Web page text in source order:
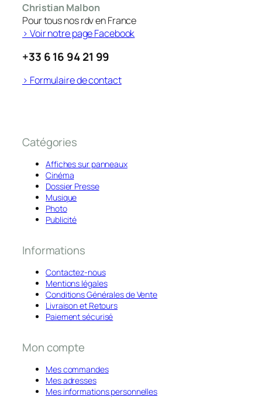
Christian Malbon
Pour tous nos rdv en France
> Voir notre page Facebook
+33 6 16 94 21 99
> Formulaire de contact
Catégories
Affiches sur panneaux
Cinéma
Dossier Presse
Musique
Photo
Publicité
Informations
Contactez-nous
Mentions légales
Conditions Générales de Vente
Livraison et Retours
Paiement sécurisé
Mon compte
Mes commandes
Mes adresses
Mes informations personnelles